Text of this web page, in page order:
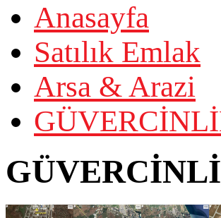
Anasayfa
Satılık Emlak
Arsa & Arazi